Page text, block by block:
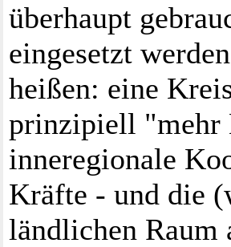
überhaupt
eingesetzt
heißen: eine
prinzipiell "mehr
inneregionale
Kräfte - und die
ländlichen Raum